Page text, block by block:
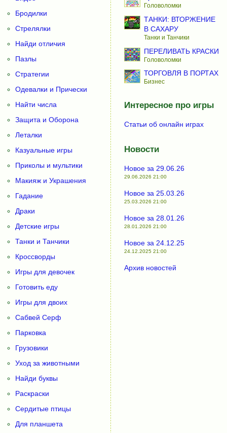
Бродилки
Стрелялки
Найди отличия
Пазлы
Стратегии
Одевалки и Прически
Найти числа
Защита и Оборона
Леталки
Казуальные игры
Приколы и мультики
Макияж и Украшения
Гадание
Драки
Детские игры
Танки и Танчики
Кроссворды
Игры для девочек
Готовить еду
Игры для двоих
Сабвей Серф
Парковка
Грузовики
Уход за животными
Найди буквы
Раскраски
Сердитые птицы
Для планшета
Головоломки
ТАНКИ: ВТОРЖЕНИЕ
В САХАРУ
Танки и Танчики
ПЕРЕЛИВАТЬ КРАСКИ
Головоломки
ТОРГОВЛЯ В ПОРТАХ
Бизнес
Интересное про игры
Статьи об онлайн играх
Новости
Новое за 29.06.26
29.06.2026 21:00
Новое за 25.03.26
25.03.2026 21:00
Новое за 28.01.26
28.01.2026 21:00
Новое за 24.12.25
24.12.2025 21:00
Архив новостей